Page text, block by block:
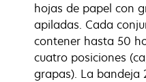
hojas de papel con
apiladas. Cada
contener hasta 50
cuatro posiciones
grapas). La bandeja